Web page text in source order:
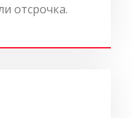
отсрочка.